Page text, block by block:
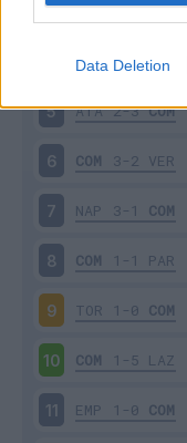
Data Deletion
3 UDI 1-0 COM
COM 2-2 BOL
5 ATA 2-3 COM
6 COM 3-2 VER
7 NAP 3-1 COM
8 COM 1-1 PAR
9 TOR 1-0 COM
10 COM 1-5 LAZ
11 EMP 1-0 COM